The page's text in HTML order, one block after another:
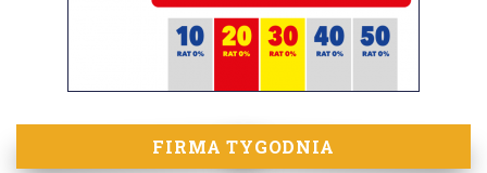
FIRMA TYGODNIA